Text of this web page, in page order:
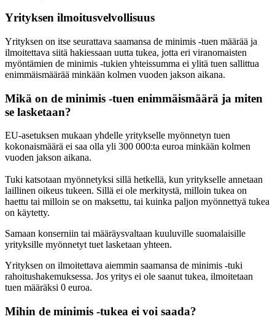
Yrityksen ilmoitusvelvollisuus
Yrityksen on itse seurattava saamansa de minimis -tuen määrää ja
ilmoitettava siitä hakiessaan uutta tukea, jotta eri viranomaisten
myöntämien de minimis -tukien yhteissumma ei ylitä tuen sallittua
enimmäismäärää minkään kolmen vuoden jakson aikana.
Mikä on de minimis -tuen enimmäismäärä ja miten
se lasketaan?
EU-asetuksen mukaan yhdelle yritykselle myönnetyn tuen
kokonaismäärä ei saa olla yli 300 000:ta euroa minkään kolmen
vuoden jakson aikana.
Tuki katsotaan myönnetyksi sillä hetkellä, kun yritykselle annetaan
laillinen oikeus tukeen. Sillä ei ole merkitystä, milloin tukea on
haettu tai milloin se on maksettu, tai kuinka paljon myönnettyä tukea
on käytetty.
Samaan konserniin tai määräysvaltaan kuuluville suomalaisille
yrityksille myönnetyt tuet lasketaan yhteen.
Yrityksen on ilmoitettava aiemmin saamansa de minimis -tuki
rahoitushakemuksessa. Jos yritys ei ole saanut tukea, ilmoitetaan
tuen määräksi 0 euroa.
Mihin de minimis -tukea ei voi saada?